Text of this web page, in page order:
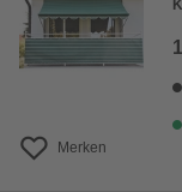
Merken